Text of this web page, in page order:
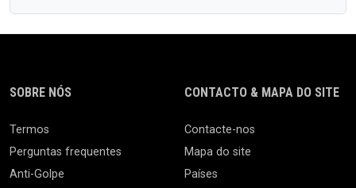
SOBRE NÓS
Termos
Perguntas frequentes
Anti-Golpe
CONTACTO & MAPA DO SITE
Contacte-nos
Mapa do site
Países